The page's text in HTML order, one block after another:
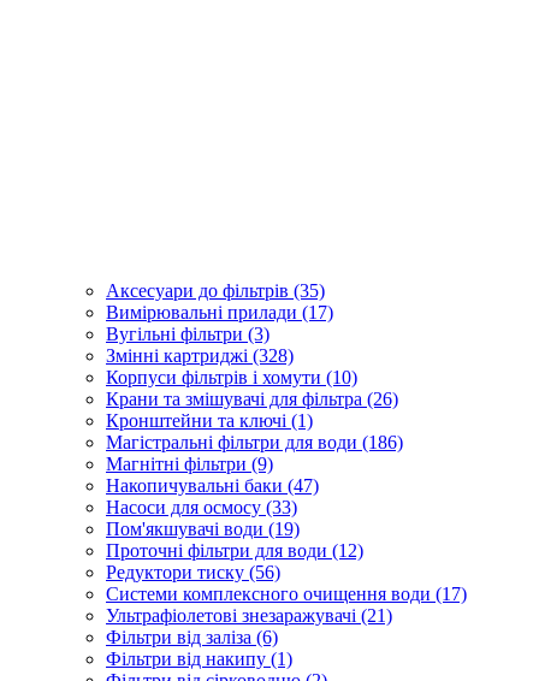
Аксесуари до фільтрів (35)
Вимірювальні прилади (17)
Вугільні фільтри (3)
Змінні картриджі (328)
Корпуси фільтрів і хомути (10)
Крани та змішувачі для фільтра (26)
Кронштейни та ключі (1)
Магістральні фільтри для води (186)
Магнітні фільтри (9)
Накопичувальні баки (47)
Насоси для осмосу (33)
Пом'якшувачі води (19)
Проточні фільтри для води (12)
Редуктори тиску (56)
Системи комплексного очищення води (17)
Ультрафіолетові знезаражувачі (21)
Фільтри від заліза (6)
Фільтри від накипу (1)